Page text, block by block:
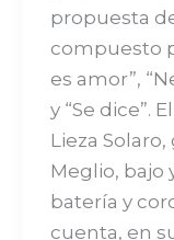
propuesta
compuesto
es amor”,
y “Se dice”.
Lieza
Meglio, bajo
batería y
cuenta, en